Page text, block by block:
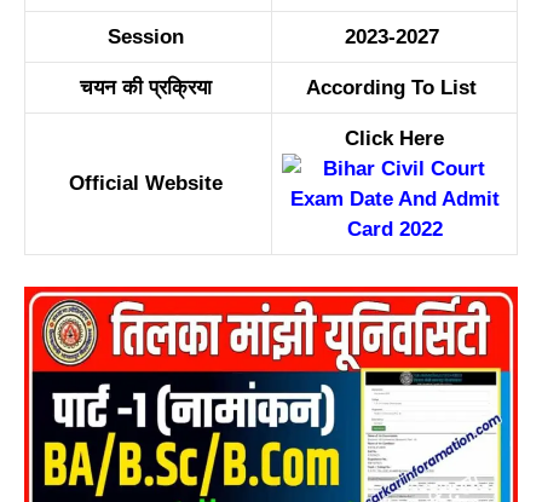
Session 2023-2027
चयन की प्रक्रिया According To List
Official Website
Click Here